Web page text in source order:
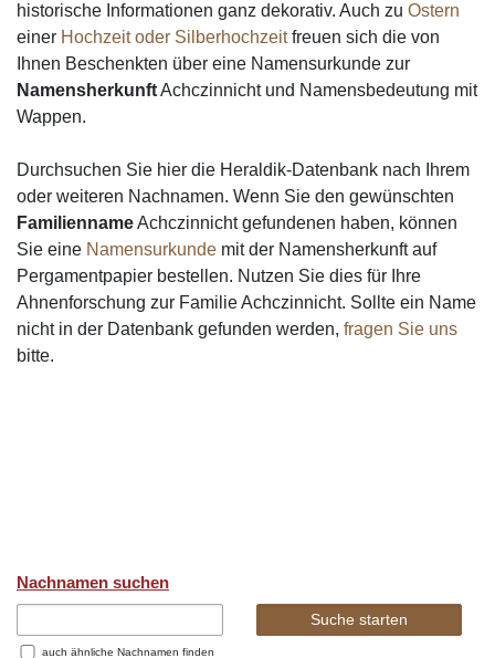
historische Informationen ganz dekorativ. Auch zu Ostern
einer Hochzeit oder Silberhochzeitfreuen sich die von
Ihnen Beschenkten über eine Namensurkunde zur
NamensherkunftAchczinnicht und Namensbedeutung mit
Wappen.
Durchsuchen Sie hier die Heraldik-Datenbank nach Ihrem
oder weiteren Nachnamen. Wenn Sie den gewünschten
FamiliennameAchczinnicht gefundenen haben, können
Sie eine Namensurkunde mit der Namensherkunft auf
Pergamentpapier bestellen. Nutzen Sie dies für Ihre
Ahnenforschung zur Familie Achczinnicht. Sollte ein Name
nicht in der Datenbank gefunden werden, fragen Sie uns
bitte.
Nachnamen suchen
auch ähnliche Nachnamen finden